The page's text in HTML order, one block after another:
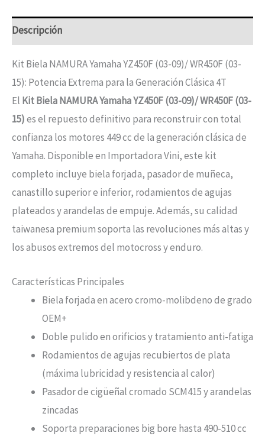
Descripción
Kit Biela NAMURA Yamaha YZ450F (03-09)/ WR450F (03-
15): Potencia Extrema para la Generación Clásica 4T
El Kit Biela NAMURA Yamaha YZ450F (03-09)/ WR450F (03-
15)es el repuesto definitivo para reconstruir con total
confianza los motores 449 cc de la generación clásica de
Yamaha. Disponible en Importadora Vini, este kit
completo incluye biela forjada, pasador de muñeca,
canastillo superior e inferior, rodamientos de agujas
plateados y arandelas de empuje. Además, su calidad
taiwanesa premium soporta las revoluciones más altas y
los abusos extremos del motocross y enduro.
Características Principales
Biela forjada en acero cromo-molibdeno de grado
OEM+
Doble pulido en orificios y tratamiento anti-fatiga
Rodamientos de agujas recubiertos de plata
(máxima lubricidad y resistencia al calor)
Pasador de cigüeñal cromado SCM415 y arandelas
zincadas
Soporta preparaciones big bore hasta 490-510 cc